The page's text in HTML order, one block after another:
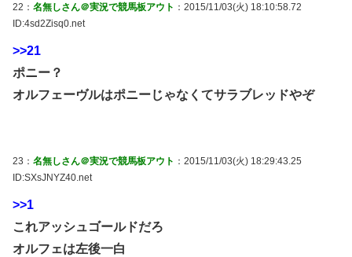
22： 名無しさん＠実況で競馬板アウト ：2015/11/03(火) 18:10:58.72
ID:4sd2Zisq0.net
>>21
ポニー？
オルフェーヴルはポニーじゃなくてサラブレッドやぞ
23： 名無しさん＠実況で競馬板アウト ：2015/11/03(火) 18:29:43.25
ID:SXsJNYZ40.net
>>1
これアッシュゴールドだろ
オルフェは左後一白